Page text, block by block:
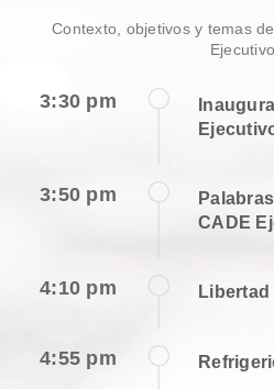
Contexto, objetivos y temas
3:30 pm
3:50 pm
CADE
4:10 pm
4:55 pm